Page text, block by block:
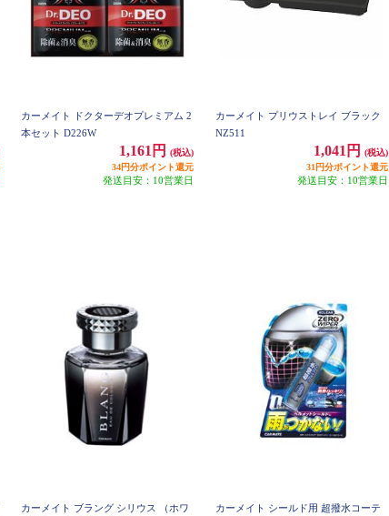
カーメイト ドクターデオプレミアム 2
本セット D226W
1,161円
(税込)
34円分ポイント還元
発送目安：10営業日
カーメイト プリウストレイ ブラック
NZ511
1,041円
(税込)
31円分ポイント還元
発送目安：10営業日
カーメイト ブラング シリウス （ホワ
カーメイト シールド用 超撥水コーテ